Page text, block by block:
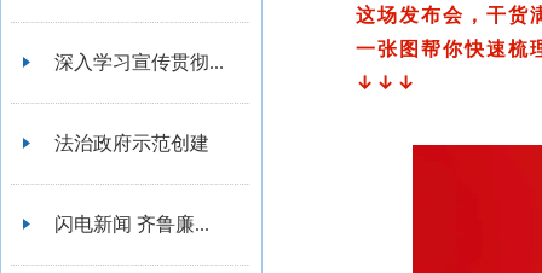
深入学习宣传贯彻...
法治政府示范创建
闪电新闻 齐鲁廉...
这场发布会，干货
一张图帮你快速梳
↓↓↓